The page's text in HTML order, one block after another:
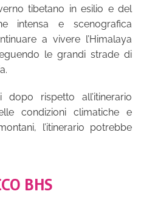
tibetano in esilio e del
intensa e scenografica
a vivere l’Himalaya
le grandi strade di
rispetto all’itinerario
condizioni climatiche e
l’itinerario potrebbe
BHS